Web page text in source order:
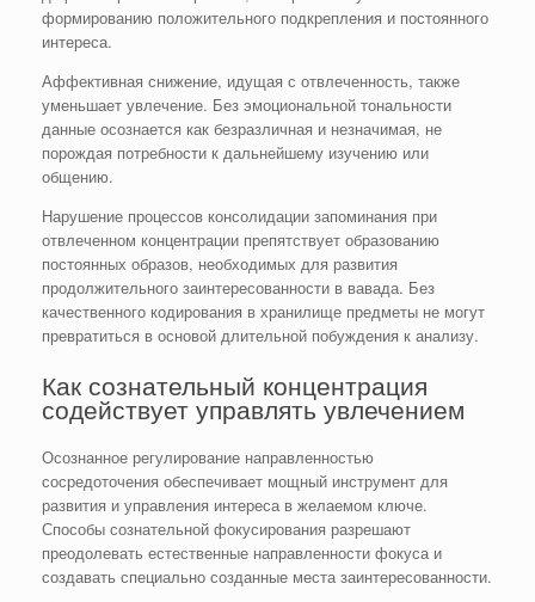
формированию положительного подкрепления и постоянного
интереса.
Аффективная снижение, идущая с отвлеченность, также
уменьшает увлечение. Без эмоциональной тональности
данные осознается как безразличная и незначимая, не
порождая потребности к дальнейшему изучению или
общению.
Нарушение процессов консолидации запоминания при
отвлеченном концентрации препятствует образованию
постоянных образов, необходимых для развития
продолжительного заинтересованности в вавада. Без
качественного кодирования в хранилище предметы не могут
превратиться в основой длительной побуждения к анализу.
Как сознательный концентрация
содействует управлять увлечением
Осознанное регулирование направленностью
сосредоточения обеспечивает мощный инструмент для
развития и управления интереса в желаемом ключе.
Способы сознательной фокусирования разрешают
преодолевать естественные направленности фокуса и
создавать специально созданные места заинтересованности.